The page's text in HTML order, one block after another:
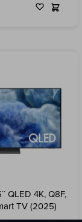
QLED 4K, Q8F,
TV (2025)